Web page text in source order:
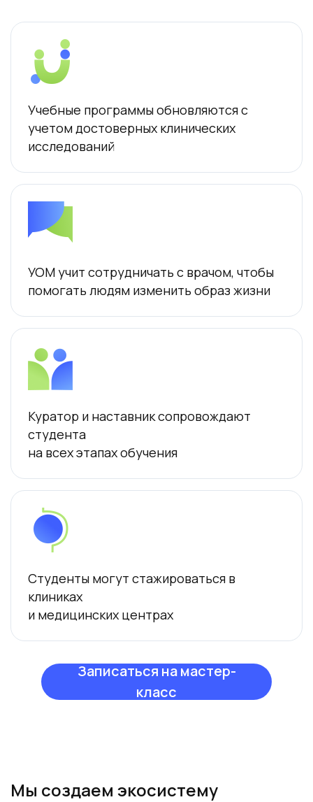
Учебные программы обновляются с
учетом достоверных клинических
исследований
УОМ учит сотрудничать с врачом, чтобы
помогать людям изменить образ жизни
Куратор и наставник сопровождают
студента
на всех этапах обучения
Студенты могут стажироваться в
клиниках
и медицинских центрах
Записаться на мастер-
класс
Мы создаем экосистему